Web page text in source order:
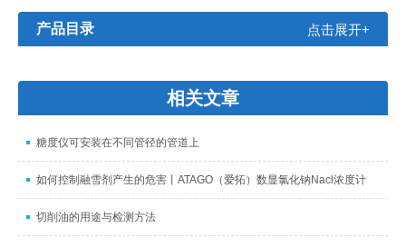
产品目录 点击展开+
相关文章
糖度仪可安装在不同管径的管道上
如何控制融雪剂产生的危害丨ATAGO（爱拓）数显氯化钠Nacl浓度计
切削油的用途与检测方法